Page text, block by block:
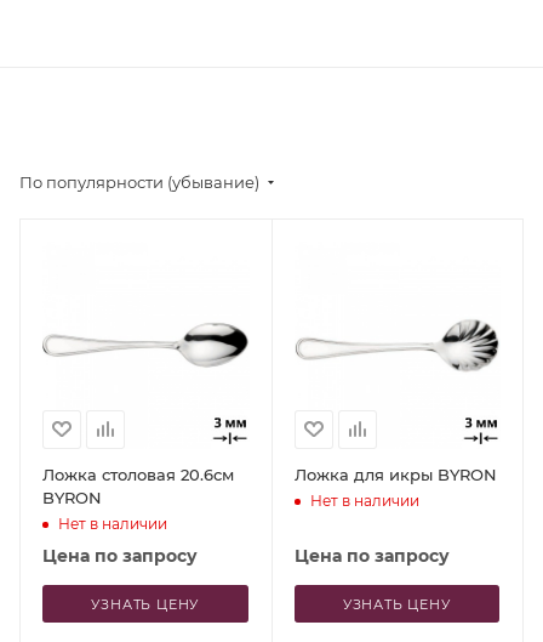
По популярности (убывание)
Ложка столовая 20.6см
BYRON
Нет в наличии
Цена по запросу
УЗНАТЬ ЦЕНУ
Ложка для икры BYRON
Нет в наличии
Цена по запросу
УЗНАТЬ ЦЕНУ